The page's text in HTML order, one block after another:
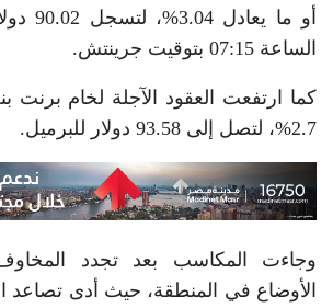
أو ما
الساعة 07:15 بتوقيت جرينتش.
2.7%، لتصل إلى 93.58 دولار للبرميل.
وجاءت المكاسب بعد تجدد
الأوضاع في المنطقة، حيث أدى تصاعد